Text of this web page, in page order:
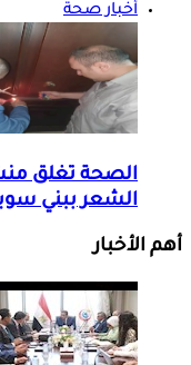
أخبار صحة
الشعر ببني
أهم الأخبار